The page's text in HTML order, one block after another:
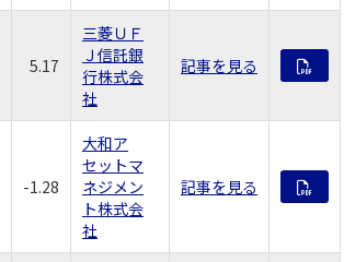
5.17
三菱ＵＦ
Ｊ信託銀
行株式会
社
記事を見る
-1.28
大和ア
セットマ
ネジメン
ト株式会
社
記事を見る